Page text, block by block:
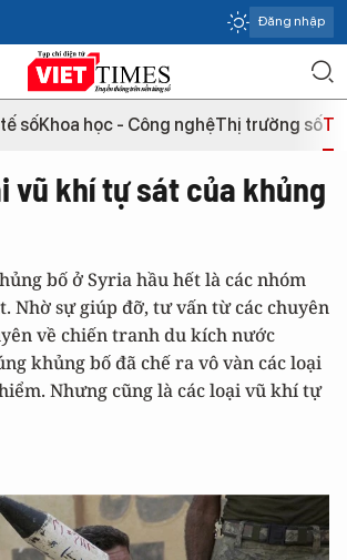
Đăng nhập
sốKhoa học - Công nghệThị trường số
vũ khí tự sát của khủng
bố ở Syria hầu hết là các nhóm
Nhờ sự giúp đỡ, tư vấn từ các chuyên
về chiến tranh du kích nước
khủng bố đã chế ra vô vàn các loại
Nhưng cũng là các loại vũ khí tự